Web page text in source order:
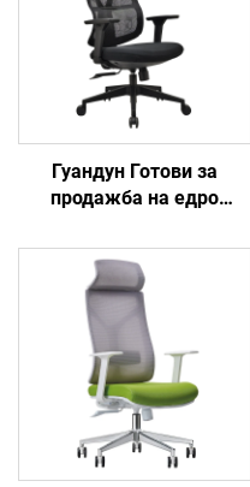
Гуандун Готови за
продажба на едро
регулируеми офисни
столове с ергономична
мрежа Удобни столове
за компютърни бюра за
офис